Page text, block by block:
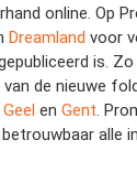
online. Op
Dreamland voor
is.
de nieuwe
Geel en Gent.
alle